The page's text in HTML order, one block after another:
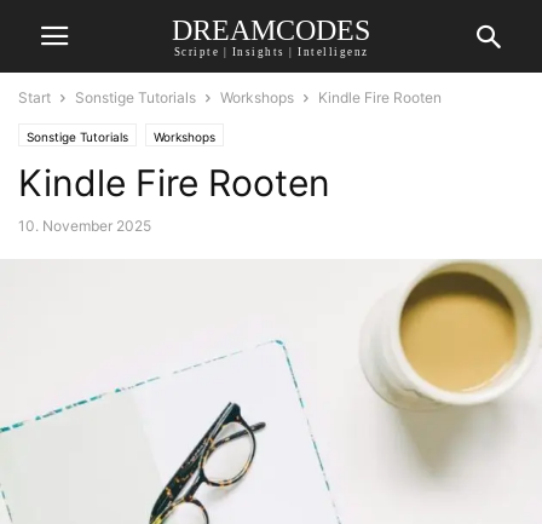
DREAMCODES
Scripte | Insights | Intelligenz
Start Sonstige Tutorials Workshops Kindle Fire Rooten
Sonstige Tutorials Workshops
Kindle Fire Rooten
10. November 2025